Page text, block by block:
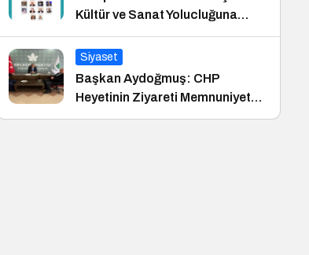
Kültür ve Sanat Yolucluğuna
Devam Ediyor
Siyaset
Başkan Aydoğmuş: CHP
Heyetinin Ziyareti Memnuniyet
Verici